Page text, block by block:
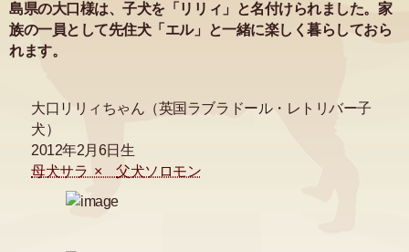
島県の大口様は、子犬を「リリィ」と名付けられました。家
族の一員として先住犬「エル」と一緒に楽しく暮らしておら
れます。
大口リリィちゃん（英国ラブラドール・レトリバー子
犬）
2012年2月6日生
母犬サラ ×父犬ソロモン